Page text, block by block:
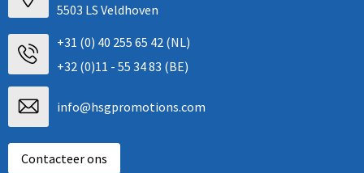
5503 LS Veldhoven
+31 (0) 40 255 65 42 (NL)
+32 (0)11 - 55 34 83 (BE)
info@hsgpromotions.com
Contacteer ons